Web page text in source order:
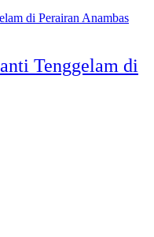
Tenggelam di